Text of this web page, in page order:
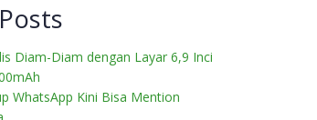
Diam-Diam dengan Layar 6,9 Inci
WhatsApp Kini Bisa Mention